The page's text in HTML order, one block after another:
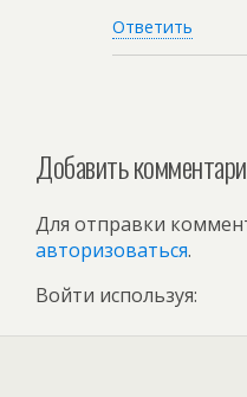
Ответить
Добавить
Для отправки
авторизоваться.
Войти используя: